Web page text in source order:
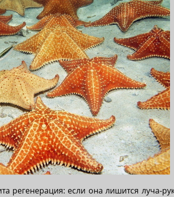
регенерация: если она лишится луча-